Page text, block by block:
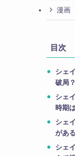
漫画
目次
シェ
破局？
シェ
時期
シェ
があ
シェ